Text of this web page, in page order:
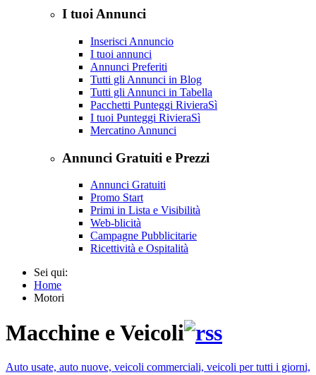
I tuoi Annunci
Inserisci Annuncio
I tuoi annunci
Annunci Preferiti
Tutti gli Annunci in Blog
Tutti gli Annunci in Tabella
Pacchetti Punteggi RivieraSì
I tuoi Punteggi RivieraSì
Mercatino Annunci
Annunci Gratuiti e Prezzi
Annunci Gratuiti
Promo Start
Primi in Lista e Visibilità
Web-blicità
Campagne Pubblicitarie
Ricettività e Ospitalità
Sei qui:
Home
Motori
Macchine e Veicoli
Auto usate, auto nuove, veicoli commerciali, veicoli per tutti i giorni,